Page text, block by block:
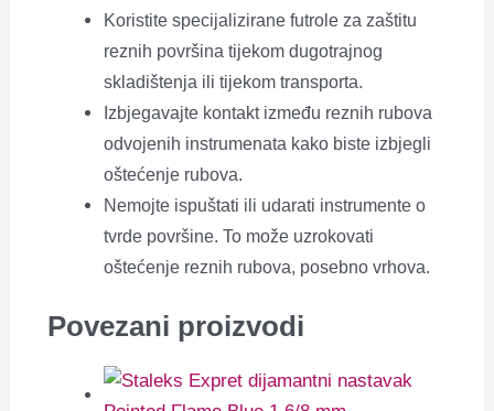
Koristite specijalizirane futrole za zaštitu
reznih površina tijekom dugotrajnog
skladištenja ili tijekom transporta.
Izbjegavajte kontakt između reznih rubova
odvojenih instrumenata kako biste izbjegli
oštećenje rubova.
Nemojte ispuštati ili udarati instrumente o
tvrde površine. To može uzrokovati
oštećenje reznih rubova, posebno vrhova.
Povezani proizvodi